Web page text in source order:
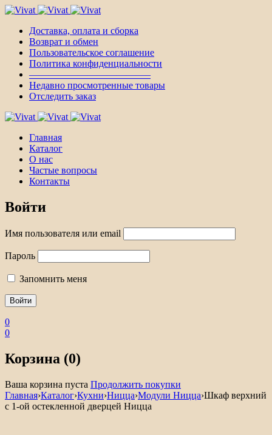
Доставка, оплата и сборка
Возврат и обмен
Пользовательское соглашение
Политика конфиденциальности
————————————–
Недавно просмотренные товары
Отследить заказ
Главная
Каталог
О нас
Частые вопросы
Контакты
Войти
Имя пользователя или email
Пароль
Запомнить меня
0
0
Корзина (0)
Ваша корзина пуста Продолжить покупки
Главная›Каталог›Кухни›Ницца›Модули Ницца›Шкаф верхний
с 1-ой остекленной дверцей Ницца